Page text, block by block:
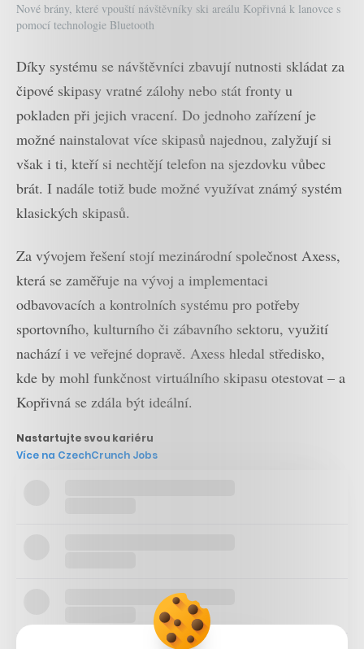
Nové brány, které vpouští návštěvníky ski areálu Kopřivná k lanovce s
pomocí technologie Bluetooth
Díky systému se návštěvníci zbavují nutnosti skládat za
čipové skipasy vratné zálohy nebo stát fronty u
pokladen při jejich vracení. Do jednoho zařízení je
možné nainstalovat více skipasů najednou, zalyžují si
však i ti, kteří si nechtějí telefon na sjezdovku vůbec
brát. I nadále totiž bude možné využívat známý systém
klasických skipasů.
Za vývojem řešení stojí mezinárodní společnost Axess,
která se zaměřuje na vývoj a implementaci
odbavovacích a kontrolních systému pro potřeby
sportovního, kulturního či zábavního sektoru, využití
nachází i ve veřejné dopravě. Axess hledal středisko,
kde by mohl funkčnost virtuálního skipasu otestovat – a
Kopřivná se zdála být ideální.
Nastartujte svou kariéru
Více na CzechCrunch Jobs